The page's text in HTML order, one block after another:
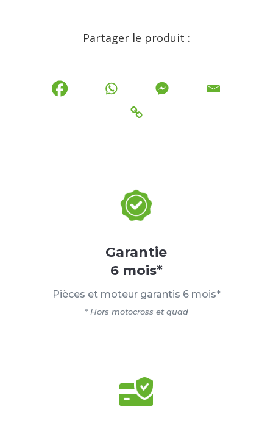
Partager le produit :
Garantie
6 mois*
Pièces et moteur garantis 6 mois*
* Hors motocross et quad